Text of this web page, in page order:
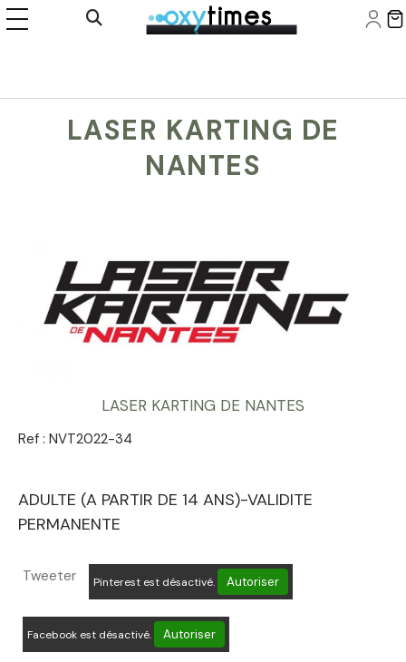
Ouvrir la recherche
LASER KARTING DE
NANTES
LASER KARTING DE NANTES
Ref : NVT2022-34
ADULTE (A PARTIR DE 14 ANS)-VALIDITE
PERMANENTE
Tweeter Pinterest est désactivé. Autoriser
Facebook est désactivé. Autoriser
Panneau de gestion des cookies